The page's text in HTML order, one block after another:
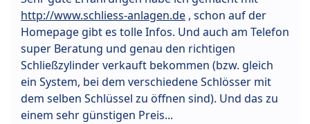
http://www.schliess-anlagen.de , schon auf der
Homepage gibt es tolle Infos. Und auch am Telefon
super Beratung und genau den richtigen
Schließzylinder verkauft bekommen (bzw. gleich
ein System, bei dem verschiedene Schlösser mit
dem selben Schlüssel zu öffnen sind). Und das zu
einem sehr günstigen Preis...